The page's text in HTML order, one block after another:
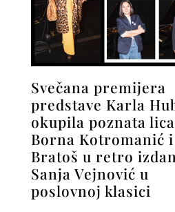
Svečana premijera
predstave Karla
okupila poznata
Borna Kotromanić
Bratoš u retro
Sanja Vejnović u
poslovnoj klasici